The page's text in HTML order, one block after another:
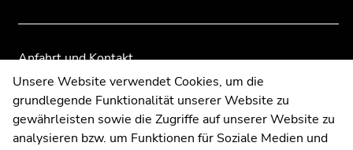
Anfahrt und Kontakt
Kommunikation und Öffentlichkeitsarbeit
Moodle
UNIGRAZonline
Impressum
Unsere Website verwendet Cookies, um die
grundlegende Funktionalität unserer Website zu
gewährleisten sowie die Zugriffe auf unserer Website zu
analysieren bzw. um Funktionen für Soziale Medien und